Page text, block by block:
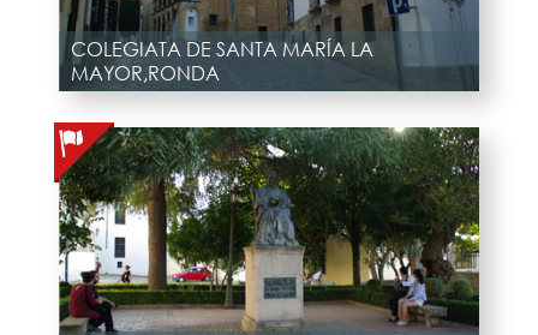
COLEGIATA DE SANTA MARÍA LA
MAYOR,RONDA